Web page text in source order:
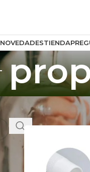
NOVEDADESTIENDA
Inicio/Productos